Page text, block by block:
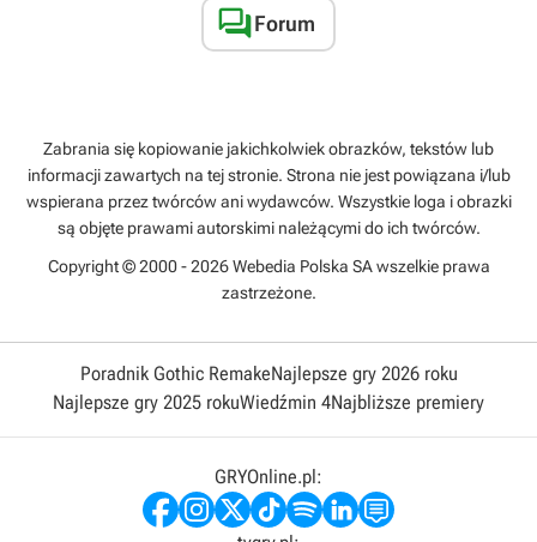
Forum
Zabrania się kopiowanie jakichkolwiek obrazków, tekstów lub
informacji zawartych na tej stronie. Strona nie jest powiązana i/lub
wspierana przez twórców ani wydawców. Wszystkie loga i obrazki
są objęte prawami autorskimi należącymi do ich twórców.
Copyright © 2000 - 2026 Webedia Polska SA wszelkie prawa
zastrzeżone.
Poradnik Gothic RemakeNajlepsze gry 2026 roku
Najlepsze gry 2025 rokuWiedźmin 4Najbliższe premiery
GRYOnline.pl: